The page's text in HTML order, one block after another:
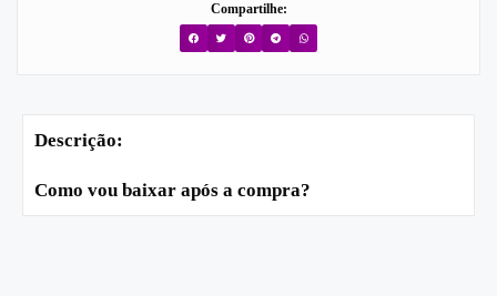
Compartilhe:
Descrição:
Como vou baixar após a compra?